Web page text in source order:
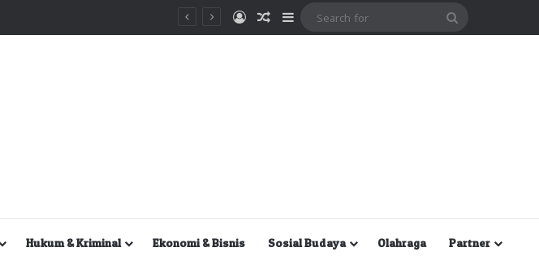
MasukRandom Article
Sidebar
Hukum & Kriminal Ekonomi & Bisnis Sosial Budaya Olahraga Partner